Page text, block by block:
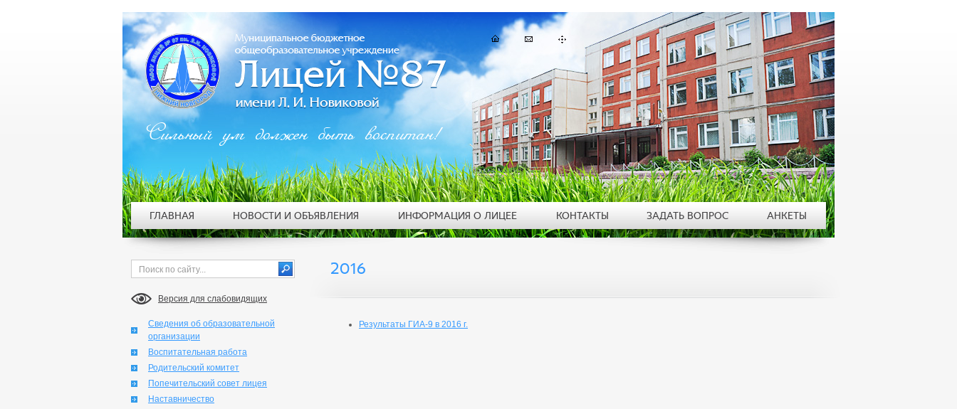
Версия для слабовидящих
Сведения об образовательной
организации
Воспитательная работа
Родительский комитет
Попечительский совет лицея
Наставничество
2016
Результаты ГИА-9 в 2016 г.
Сильный ум должен быть воспитан!
ГЛАВНАЯ НОВОСТИ И ОБЪЯВЛЕНИЯ ИНФОРМАЦИЯ О ЛИЦЕЕ КОНТАКТЫ ЗАДАТЬ ВОПРОС АНКЕТЫ